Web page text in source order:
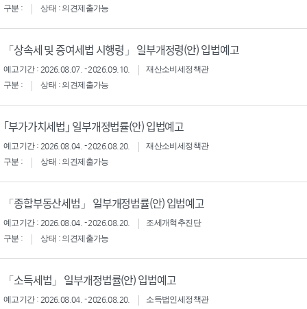
구분 :
상태 : 의견제출가능
「상속세 및 증여세법 시행령」 일부개정령(안) 입법예고
예고기간 : 2026.08.07. - 2026.09.10.
재산소비세정책관
구분 :
상태 : 의견제출가능
｢부가가치세법｣ 일부개정법률(안) 입법예고
예고기간 : 2026.08.04. - 2026.08.20.
재산소비세정책관
구분 :
상태 : 의견제출가능
「종합부동산세법」 일부개정법률(안) 입법예고
예고기간 : 2026.08.04. - 2026.08.20.
조세개혁추진단
구분 :
상태 : 의견제출가능
「소득세법」 일부개정법률(안) 입법예고
예고기간 : 2026.08.04. - 2026.08.20.
소득법인세정책관